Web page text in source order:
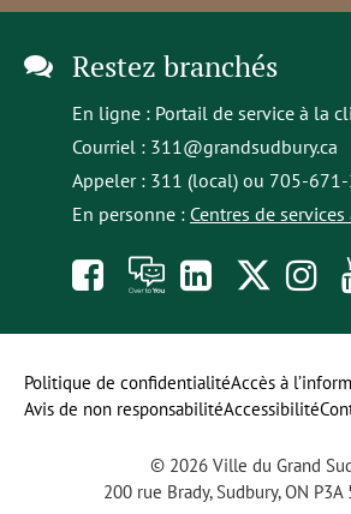
Restez branchés
En ligne : Portail de service à la
Courriel : 311@grandsudbury.ca
Appeler : 311 (local) ou 705-
En personne : Centres de
Like
us
on
Facebook
À
toi
la
opens
in
a
tab
us
on
© 2026 Ville du Grand
200 rue Brady, Sudbury, ON P3A
Politique de confidentialitéAccès à
Avis de non responsabilitéAccessibilité